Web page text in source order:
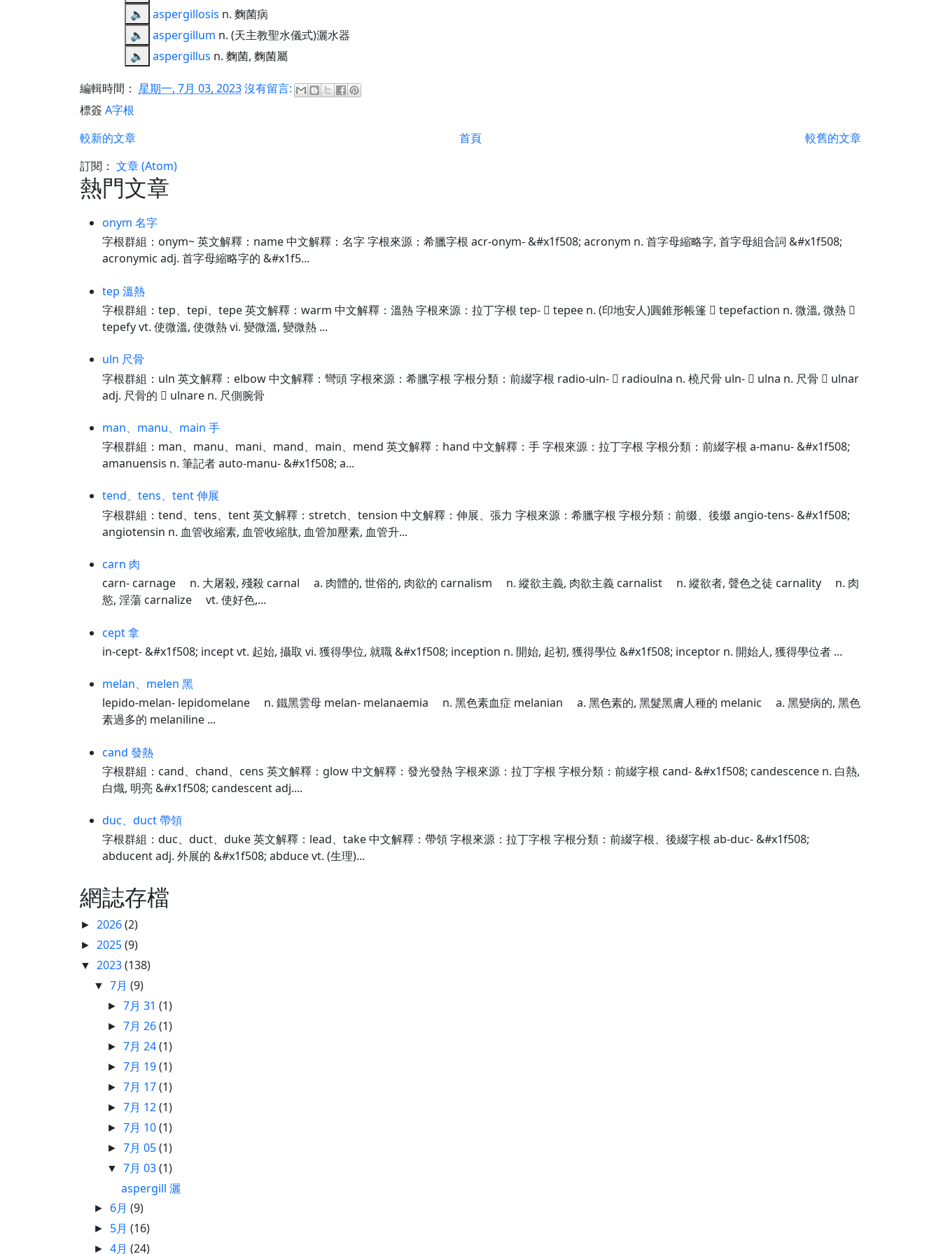
🔈
aspergillosis n. 麴菌病
🔈
aspergillum n. (天主教聖水儀式)灑水器
🔈
aspergillus n. 麴菌, 麴菌屬
編輯時間： 星期一, 7月 03, 2023沒有留言:
標簽 A字根
較新的文章
較舊的文章
首頁
訂閱： 文章 (Atom)
熱門文章
onym 名字
字根群組：onym~ 英文解釋：name 中文解釋：名字 字根來源：希臘字根 acr-onym- &#x1f508; acronym n. 首字母縮略字, 首字母組合詞 &#x1f508;
acronymic adj. 首字母縮略字的 &#x1f5...
tep 溫熱
字根群組：tep、tepi、tepe 英文解釋：warm 中文解釋：溫熱 字根來源：拉丁字根 tep-  tepee n. (印地安人)圓錐形帳篷  tepefaction n. 微溫, 微熱 
tepefy vt. 使微溫, 使微熱 vi. 變微溫, 變微熱 ...
uln 尺骨
字根群組：uln 英文解釋：elbow 中文解釋：彎頭 字根來源：希臘字根 字根分類：前綴字根 radio-uln-  radioulna n. 橈尺骨 uln-  ulna n. 尺骨  ulnar
adj. 尺骨的  ulnare n. 尺側腕骨
man、manu、main 手
字根群組：man、manu、mani、mand、main、mend 英文解釋：hand 中文解釋：手 字根來源：拉丁字根 字根分類：前綴字根 a-manu- &#x1f508;
amanuensis n. 筆記者 auto-manu- &#x1f508; a...
tend、tens、tent 伸展
字根群組：tend、tens、tent 英文解釋：stretch、tension 中文解釋：伸展、張力 字根來源：希臘字根 字根分類：前缀、後缀 angio-tens- &#x1f508;
angiotensin n. 血管收縮素, 血管收縮肽, 血管加壓素, 血管升...
carn 肉
carn- carnage n. 大屠殺, 殘殺 carnal a. 肉體的, 世俗的, 肉欲的 carnalism n. 縱欲主義, 肉欲主義 carnalist n. 縱欲者, 聲色之徒 carnality n. 肉
慾, 淫蕩 carnalize vt. 使好色,...
cept 拿
in-cept- &#x1f508; incept vt. 起始, 攝取 vi. 獲得學位, 就職 &#x1f508; inception n. 開始, 起初, 獲得學位 &#x1f508; inceptor n. 開始人, 獲得學位者 ...
melan、melen 黑
lepido-melan- lepidomelane n. 鐵黑雲母 melan- melanaemia n. 黑色素血症 melanian a. 黑色素的, 黑髮黑膚人種的 melanic a. 黑變病的, 黑色
素過多的 melaniline ...
cand 發熱
字根群組：cand、chand、cens 英文解釋：glow 中文解釋：發光發熱 字根來源：拉丁字根 字根分類：前綴字根 cand- &#x1f508; candescence n. 白熱,
白熾, 明亮 &#x1f508; candescent adj....
duc、duct 帶領
字根群組：duc、duct、duke 英文解釋：lead、take 中文解釋：帶領 字根來源：拉丁字根 字根分類：前綴字根、後綴字根 ab-duc- &#x1f508;
abducent adj. 外展的 &#x1f508; abduce vt. (生理)...
網誌存檔
► 2026(2)
► 2025(9)
▼ 2023(138)
▼7月(9)
►7月 31(1)
►7月 26(1)
►7月 24(1)
►7月 19(1)
►7月 17(1)
►7月 12(1)
►7月 10(1)
►7月 05(1)
▼7月 03(1)
aspergill 灑
► 6月(9)
► 5月(16)
►4月(24)